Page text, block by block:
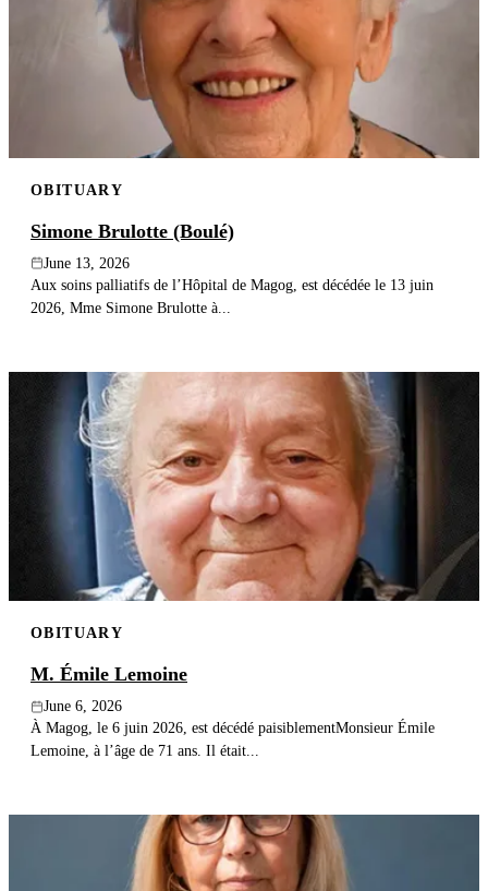
OBITUARY
Simone Brulotte (Boulé)
June 13, 2026
Aux soins palliatifs de l’Hôpital de Magog, est décédée le 13 juin
2026, Mme Simone Brulotte à...
OBITUARY
M. Émile Lemoine
June 6, 2026
À Magog, le 6 juin 2026, est décédé paisiblementMonsieur Émile
Lemoine, à l’âge de 71 ans. Il était...